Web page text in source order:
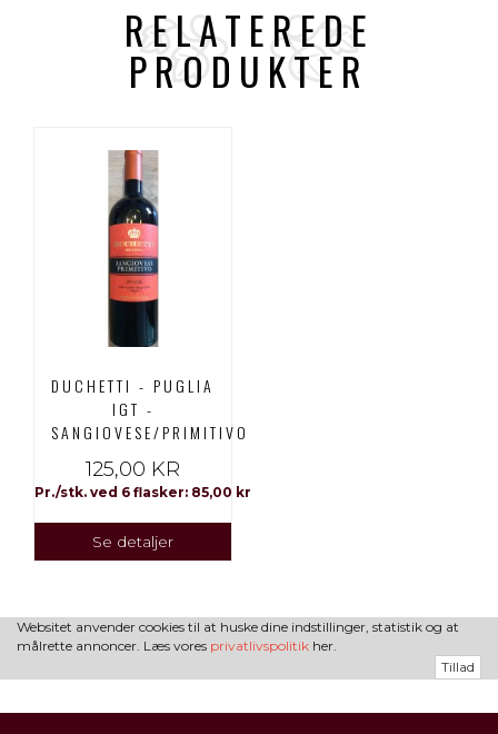
RELATEREDE
PRODUKTER
DUCHETTI - PUGLIA
IGT -
SANGIOVESE/PRIMITIVO
125,00 KR
Pr./stk. ved 6 flasker: 85,00 kr
Se detaljer
Websitet anvender cookies til at huske dine indstillinger, statistik og at
målrette annoncer. Læs vores privatlivspolitik her.
Tillad